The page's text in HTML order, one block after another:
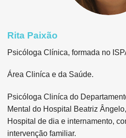
Rita Paixão
Psicóloga Clínica, formada no
Área Cliníca e da Saúde.
Psicóloga Cliníca do
Mental do Hospital Beatriz
Hospital de dia e internamento,
intervenção familiar.